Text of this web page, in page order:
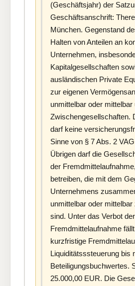
(Geschäftsjahr) der
Geschäftsanschrift:
München. Gegenstand
Halten von Anteilen an
Unternehmen,
Kapitalgesellschaften
ausländischen Private
zur eigenen
unmittelbar oder mittelbar
Zwischengesellschaften.
darf keine
Sinne von § 7 Abs. 2
Übrigen darf die
der
betreiben, die mit dem
Unternehmens
unmittelbar oder
sind. Unter das Verbot der
Fremdmittelaufnahme
kurzfristige
Liquiditätsssteuerung bis
Beteiligungsbuchwertes.
25.000,00 EUR. Die